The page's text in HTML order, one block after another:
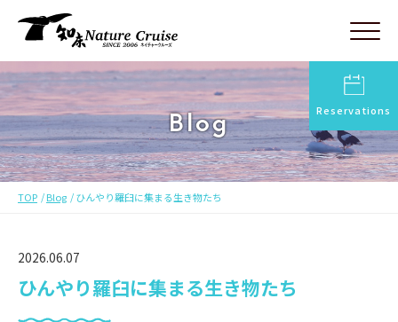
Reservations
Blog
TOP Blog ひんやり羅臼に集まる生き物たち
2026.06.07
ひんやり羅臼に集まる生き物たち